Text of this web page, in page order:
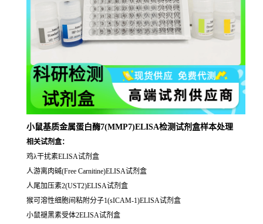
小鼠基质金属蛋白酶7(MMP7)ELISA检测试剂盒样本处理
相关试剂盒：
鸡λ干扰素ELISA试剂盒
人游离肉碱(Free Carnitine)ELISA试剂盒
人尾加压素2(UST2)ELISA试剂盒
猴可溶性细胞间粘附分子1(sICAM-1)ELISA试剂盒
小鼠褪黑素受体2ELISA试剂盒